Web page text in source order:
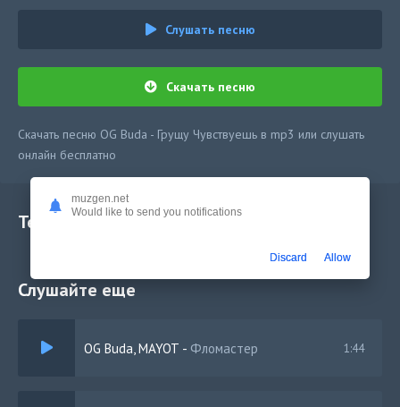
Слушать песню
Скачать песню
Скачать песню OG Buda - Грущу Чувствуешь в mp3 или слушать
онлайн бесплатно
Текст песни
Слушайте еще
OG Buda, MAYOT - Фломастер 1:44
muzgen.net
Would like to send you notifications
Discard Allow